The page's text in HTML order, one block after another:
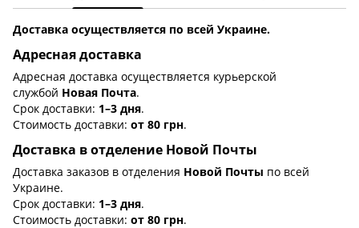
Доставка осуществляется по всей Украине.
Адресная доставка
Адресная доставка осуществляется курьерской
службой Новая Почта.
Срок доставки: 1–3 дня.
Стоимость доставки: от 80 грн.
Доставка в отделение Новой Почты
Доставка заказов в отделения Новой Почты по всей
Украине.
Срок доставки: 1–3 дня.
Стоимость доставки: от 80 грн.